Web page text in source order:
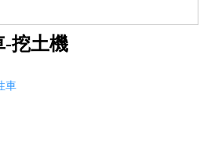
-挖土機
車